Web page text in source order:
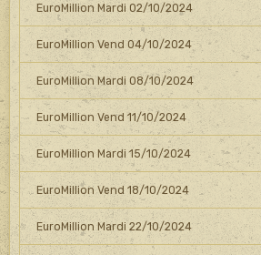
EuroMillion Mardi 02/10/2024
EuroMillion Vend 04/10/2024
EuroMillion Mardi 08/10/2024
EuroMillion Vend 11/10/2024
EuroMillion Mardi 15/10/2024
EuroMillion Vend 18/10/2024
EuroMillion Mardi 22/10/2024